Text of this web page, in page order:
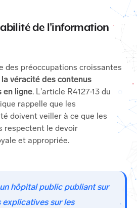
de l'information
des préoccupations croissantes
véracité des contenus
en ligne. L'article R4127-13 du
rappelle que les
doivent veiller à ce que les
respectent le devoir
et appropriée.
hôpital public publiant sur
sur les